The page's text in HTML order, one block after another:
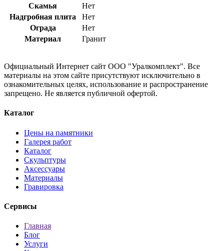
Скамья
Нет
Надгробная плита
Нет
Ограда
Нет
Материал
Гранит
Официальный Интернет сайт ООО "Уралкомплект". Все
материалы на этом сайте присутствуют исключительно в
ознакомительных целях, использование и распространение
запрещено. Не является публичной офертой.
Каталог
Цены на памятники
Галерея работ
Каталог
Скульптуры
Аксессуары
Материалы
Гравировка
Сервисы
Главная
Блог
Услуги